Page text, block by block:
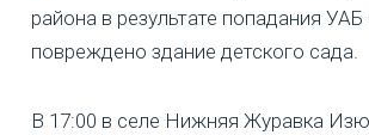
района в результате попадания УАБ
повреждено здание детского сада.
В 17:00 в селе Нижняя Журавка